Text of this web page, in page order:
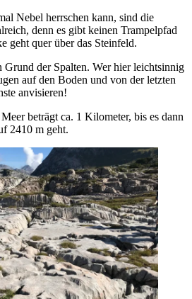
Nebel herrschen kann, sind die
denn es gibt keinen Trampelpfad
geht quer über das Steinfeld.
Grund der Spalten. Wer hier leichtsinnig
auf den Boden und von der letzten
anvisieren!
beträgt ca. 1 Kilometer, bis es dann
2410 m geht.